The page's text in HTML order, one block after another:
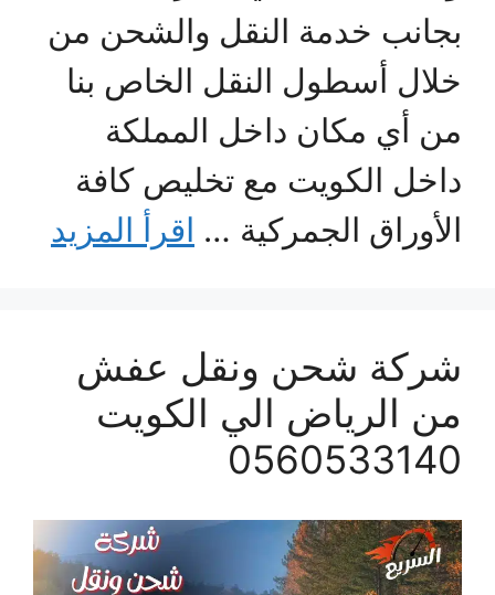
بجانب خدمة النقل والشحن من
خلال أسطول النقل الخاص بنا
من أي مكان داخل المملكة
داخل الكويت مع تخليص كافة
الأوراق الجمركية … اقرأ المزيد
شركة شحن ونقل عفش
من الرياض الي الكويت
0560533140